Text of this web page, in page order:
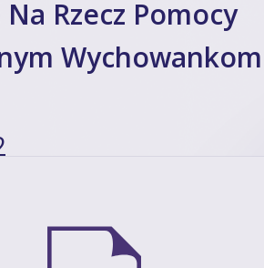
Rzecz Pomocy
Wychowankom